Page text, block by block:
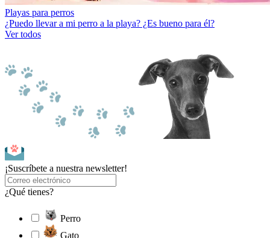
Playas para perros
¿Puedo llevar a mi perro a la playa? ¿Es bueno para él?
Ver todos
¡Suscríbete a nuestra newsletter!
¿Qué tienes?
Perro
Gato